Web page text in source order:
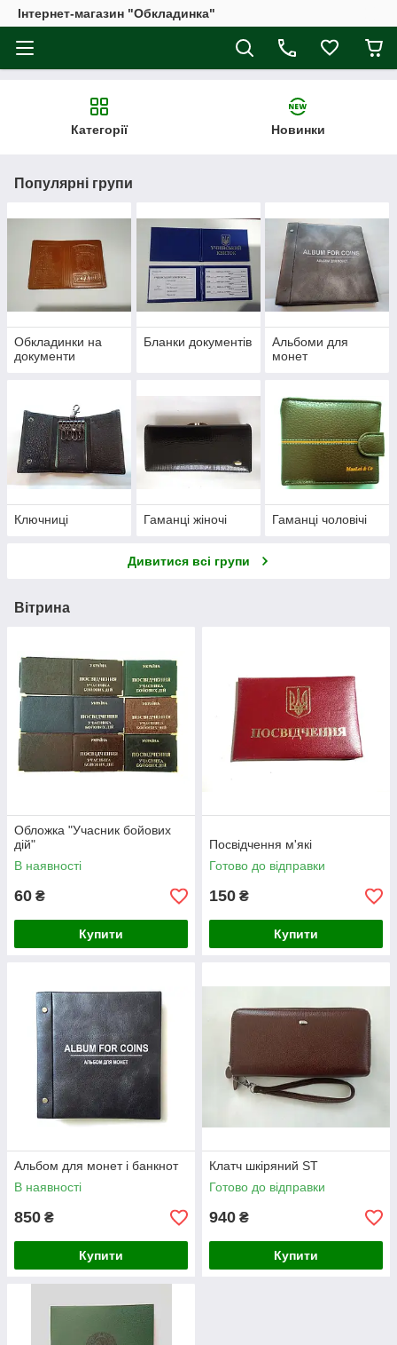
Інтернет-магазин "Обкладинка"
Категорії Новинки
Популярні групи
Обкладинки на
документи
Бланки документів
Альбоми для
монет
Ключниці Гаманці жіночі Гаманці чоловічі
Дивитися всі групи
Вітрина
Обложка "Учасник бойових
дій"
В наявності
60 ₴
Купити
Посвідчення м'які
Готово до відправки
150 ₴
Купити
Альбом для монет і банкнот
В наявності
850 ₴
Купити
Клатч шкіряний ST
Готово до відправки
940 ₴
Купити